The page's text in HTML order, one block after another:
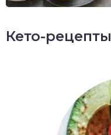
Кето-рецепты